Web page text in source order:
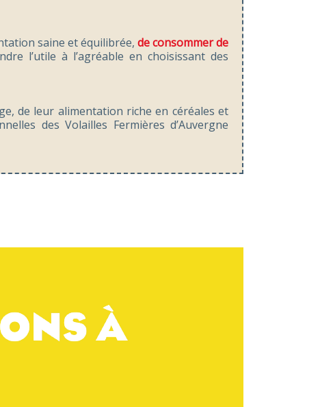
saine et équilibrée, de consommer de
l’utile à l’agréable en choisissant des
de leur alimentation riche en céréales et
des Volailles Fermières d’Auvergne